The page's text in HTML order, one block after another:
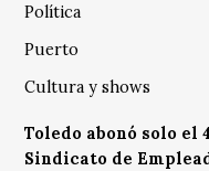
Política
Puerto
Cultura y shows
Toledo abonó solo el
Sindicato de